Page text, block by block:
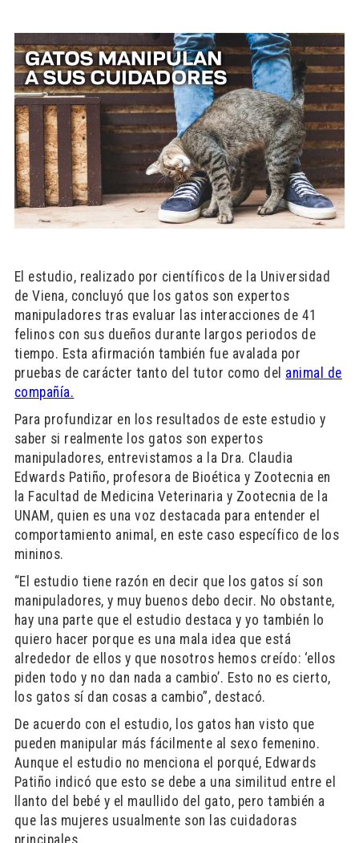
El estudio, realizado por científicos de la Universidad
de Viena, concluyó que los gatos son expertos
manipuladores tras evaluar las interacciones de 41
felinos con sus dueños durante largos periodos de
tiempo. Esta afirmación también fue avalada por
pruebas de carácter tanto del tutor como del animal de
compañía.
Para profundizar en los resultados de este estudio y
saber si realmente los gatos son expertos
manipuladores, entrevistamos a la Dra. Claudia
Edwards Patiño, profesora de Bioética y Zootecnia en
la Facultad de Medicina Veterinaria y Zootecnia de la
UNAM, quien es una voz destacada para entender el
comportamiento animal, en este caso específico de los
mininos.
“El estudio tiene razón en decir que los gatos sí son
manipuladores, y muy buenos debo decir. No obstante,
hay una parte que el estudio destaca y yo también lo
quiero hacer porque es una mala idea que está
alrededor de ellos y que nosotros hemos creído: ‘ellos
piden todo y no dan nada a cambio’. Esto no es cierto,
los gatos sí dan cosas a cambio”, destacó.
De acuerdo con el estudio, los gatos han visto que
pueden manipular más fácilmente al sexo femenino.
Aunque el estudio no menciona el porqué, Edwards
Patiño indicó que esto se debe a una similitud entre el
llanto del bebé y el maullido del gato, pero también a
que las mujeres usualmente son las cuidadoras
principales.